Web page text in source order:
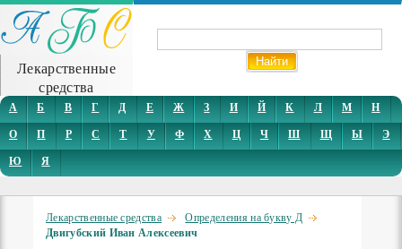
Лекарственные
средства
А Б В Г Д Е Ж З И Й К Л М
Н
О
П Р С Т У Ф Х Ц Ч Ш Щ Ы
Э
Ю
Я
Лекарственные средства Определения на букву Д
Двигубский Иван Алексеевич